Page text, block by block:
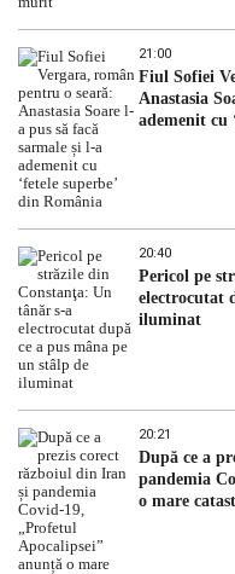
21:00
Fiul Sofiei
Anastasia
ademenit cu
20:40
Pericol pe
electrocutat
iluminat
20:21
După ce a
pandemia
o mare